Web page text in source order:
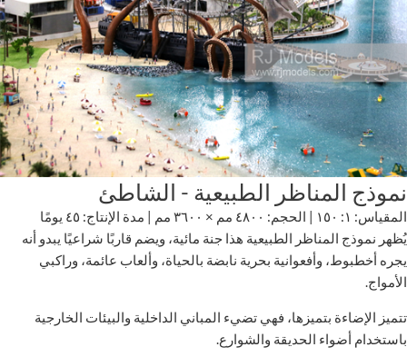
نموذج المناظر الطبيعية - الشاطئ
المقياس: ١: ١٥٠ | الحجم: ٤٨٠٠ مم × ٣٦٠٠ مم | مدة الإنتاج: ٤٥ يومًا
يُظهر نموذج المناظر الطبيعية هذا جنة مائية، ويضم قاربًا شراعيًا يبدو أنه
يجره أخطبوط، وأفعوانية بحرية نابضة بالحياة، وألعاب عائمة، وراكبي
الأمواج.
تتميز الإضاءة بتميزها، فهي تضيء المباني الداخلية والبيئات الخارجية
باستخدام أضواء الحديقة والشوارع.